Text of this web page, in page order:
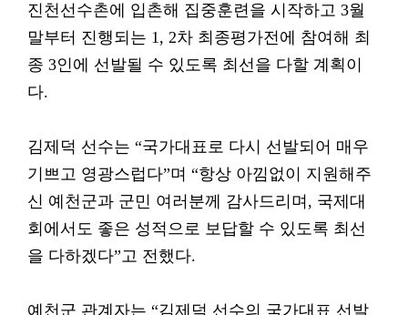
진천선수촌에 입촌해 집중훈련을 시작하고 3월
말부터 진행되는 1, 2차 최종평가전에 참여해 최
종 3인에 선발될 수 있도록 최선을 다할 계획이
다.
김제덕 선수는 “국가대표로 다시 선발되어 매우
기쁘고 영광스럽다”며 “항상 아낌없이 지원해주
신 예천군과 군민 여러분께 감사드리며, 국제대
회에서도 좋은 성적으로 보답할 수 있도록 최선
을 다하겠다”고 전했다.
예천군 관계자는 “김제덕 선수의 국가대표 선발